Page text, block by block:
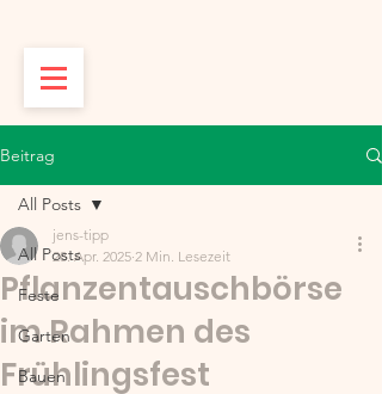
Beitrag
All Posts
Feste
Garten
Bauen
All Posts
Pflanzentauschbörse
im Rahmen des
Frühlingsfest
jens-tipp
28. Apr. 2025 2 Min. Lesezeit